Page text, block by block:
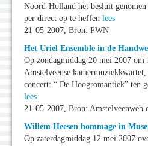
Noord-Holland het besluit
per direct op te heffen lees
21-05-2007, Bron: PWN
Het Uriel Ensemble in de
Op zondagmiddag 20 mei 2007 om
Amstelveense
concert: “ De Hoogromantiek” ten
lees
21-05-2007, Bron:
Willem Heesen hommage in
Op zaterdagmiddag 12 mei 2007